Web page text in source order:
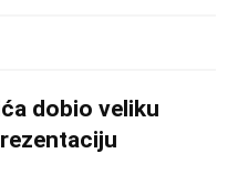
dobio veliku